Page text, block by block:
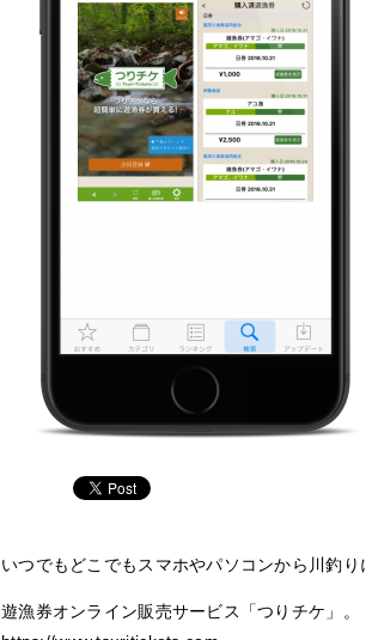
いつでもどこでもスマホやパソコンから川釣り
遊漁券オンライン販売サービス「つりチケ」。